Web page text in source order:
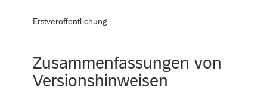
Erstveröffentlichung
Zusammenfassungen von
Versionshinweisen